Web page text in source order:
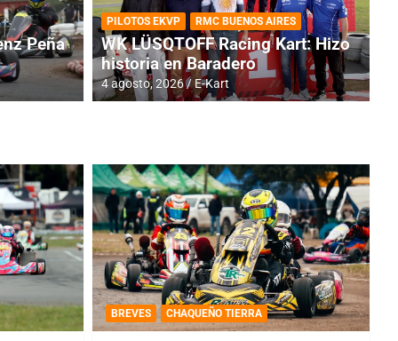
Cerró una jornada
Peña
PILOTOS EKVP RMC BUENOS AIRES
WK LÜSQTOFF Racing Kart: Hizo
historia en Baradero
4 agosto, 2026 E-Kart
BREVES CHAQUEÑO TIERRA
COBERTURA ESPECIAL DE E-KART.COM.AR
08/09-AGO
IAME SERIES ARGENTINA 6